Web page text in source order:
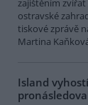
zajištěním zvířat
ostravské
tiskové zprávě
Martina
Island